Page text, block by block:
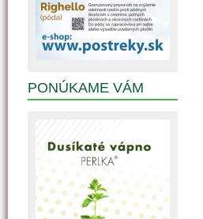
PONÚKAME VÁM